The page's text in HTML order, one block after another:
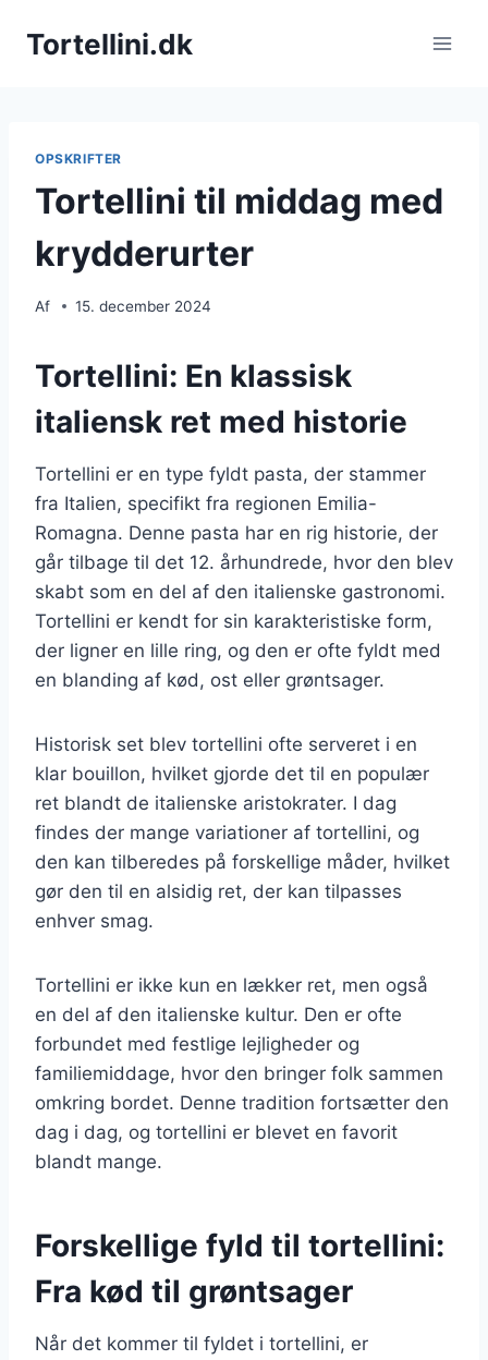
Tortellini.dk
OPSKRIFTER
Tortellini til middag med
krydderurter
Af 15. december 2024
Tortellini: En klassisk
italiensk ret med historie
Tortellini er en type fyldt pasta, der stammer
fra Italien, specifikt fra regionen Emilia-
Romagna. Denne pasta har en rig historie, der
går tilbage til det 12. århundrede, hvor den blev
skabt som en del af den italienske gastronomi.
Tortellini er kendt for sin karakteristiske form,
der ligner en lille ring, og den er ofte fyldt med
en blanding af kød, ost eller grøntsager.
Historisk set blev tortellini ofte serveret i en
klar bouillon, hvilket gjorde det til en populær
ret blandt de italienske aristokrater. I dag
findes der mange variationer af tortellini, og
den kan tilberedes på forskellige måder, hvilket
gør den til en alsidig ret, der kan tilpasses
enhver smag.
Tortellini er ikke kun en lækker ret, men også
en del af den italienske kultur. Den er ofte
forbundet med festlige lejligheder og
familiemiddage, hvor den bringer folk sammen
omkring bordet. Denne tradition fortsætter den
dag i dag, og tortellini er blevet en favorit
blandt mange.
Forskellige fyld til tortellini:
Fra kød til grøntsager
Når det kommer til fyldet i tortellini, er